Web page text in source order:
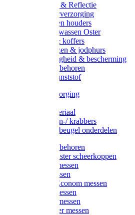
Verlichting & Reflectie
Rapide leerverzorging
Likstenen en houders
Poetsen & wassen Oster
Poetssets & koffers
Ruiter laarzen & jodphurs
Ruiter veiligheid & bescherming
Ruiter - toebehoren
Voerbak kunststof
Klauwverzorging
Injectiemateriaal
Hoefmessen-/ krabbers
Hoefbekapbeugel onderdelen
Messen toebehoren
Moser & Oster scheerkoppen
Hauptner messen
Liscop messen
Aesculap/Econom messen
Heiniger messen
Constanta messen
FarmClipper messen